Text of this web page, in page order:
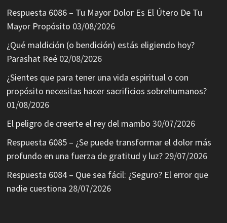
Respuesta 6086 – Tu Mayor Dolor Es El Útero De Tu
Mayor Propósito 03/08/2026
¿Qué maldición (o bendición) estás eligiendo hoy?
Parashat Reé 02/08/2026
¿Sientes que para tener una vida espiritual o con
propósito necesitas hacer sacrificios sobrehumanos?
01/08/2026
El peligro de creerte el rey del mambo 30/07/2026
Respuesta 6085 – ¿Se puede transformar el dolor más
profundo en una fuerza de gratitud y luz? 29/07/2026
Respuesta 6084 – Que sea fácil: ¿Seguro? El error que
nadie cuestiona 28/07/2026